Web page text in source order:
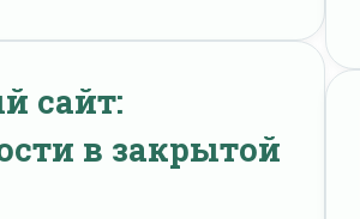
сайт:
в закрытой